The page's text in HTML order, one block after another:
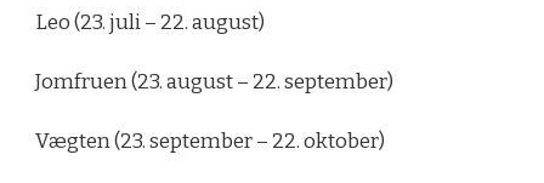
Leo (23. juli – 22. august)
Jomfruen (23. august – 22. september)
Vægten (23. september – 22. oktober)